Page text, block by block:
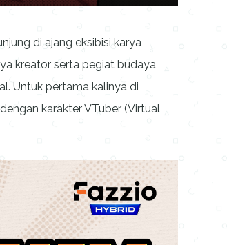
di ajang eksibisi karya
kreator serta pegiat budaya
Untuk pertama kalinya di
karakter VTuber (Virtual